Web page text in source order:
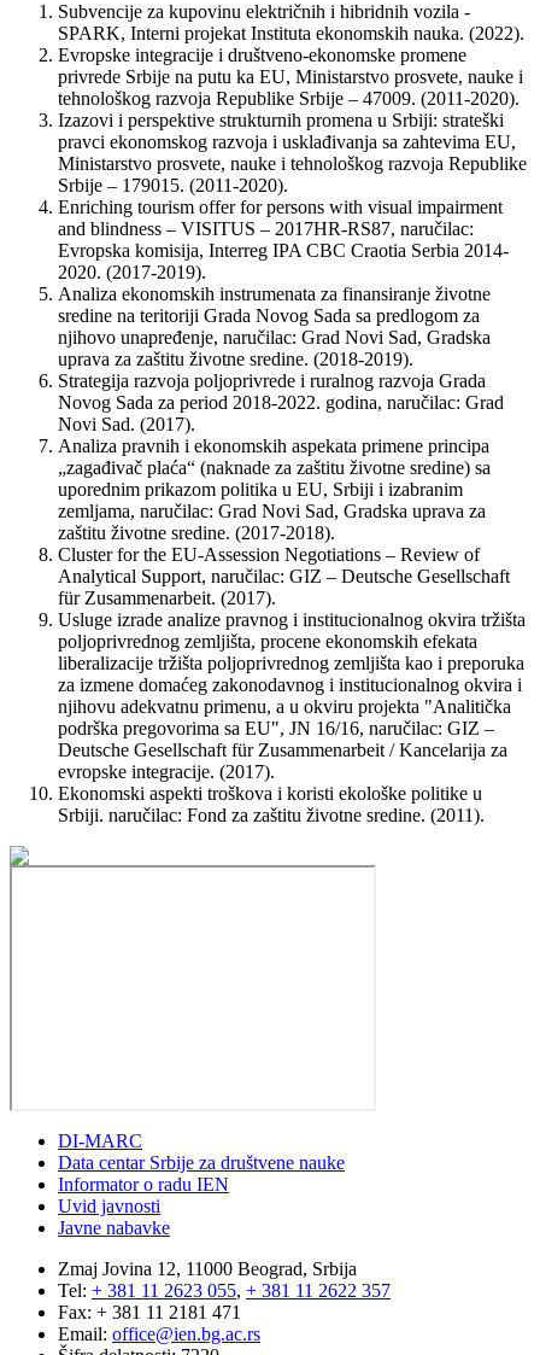
Subvencije za kupovinu električnih i hibridnih vozila -
SPARK, Interni projekat Instituta ekonomskih nauka. (2022).
Evropske integracije i društveno-ekonomske promene
privrede Srbije na putu ka EU, Ministarstvo prosvete, nauke i
tehnološkog razvoja Republike Srbije – 47009. (2011-2020).
Izazovi i perspektive strukturnih promena u Srbiji: strateški
pravci ekonomskog razvoja i usklađivanja sa zahtevima EU,
Ministarstvo prosvete, nauke i tehnološkog razvoja Republike
Srbije – 179015. (2011-2020).
Enriching tourism offer for persons with visual impairment
and blindness – VISITUS – 2017HR-RS87, naručilac:
Evropska komisija, Interreg IPA CBC Craotia Serbia 2014-
2020. (2017-2019).
Analiza ekonomskih instrumenata za finansiranje životne
sredine na teritoriji Grada Novog Sada sa predlogom za
njihovo unapređenje, naručilac: Grad Novi Sad, Gradska
uprava za zaštitu životne sredine. (2018-2019).
Strategija razvoja poljoprivrede i ruralnog razvoja Grada
Novog Sada za period 2018-2022. godina, naručilac: Grad
Novi Sad. (2017).
Analiza pravnih i ekonomskih aspekata primene principa
„zagađivač plaća“ (naknade za zaštitu životne sredine) sa
uporednim prikazom politika u EU, Srbiji i izabranim
zemljama, naručilac: Grad Novi Sad, Gradska uprava za
zaštitu životne sredine. (2017-2018).
Cluster for the EU-Assession Negotiations – Review of
Analytical Support, naručilac: GIZ – Deutsche Gesellschaft
für Zusammenarbeit. (2017).
Usluge izrade analize pravnog i institucionalnog okvira tržišta
poljoprivrednog zemljišta, procene ekonomskih efekata
liberalizacije tržišta poljoprivrednog zemljišta kao i preporuka
za izmene domaćeg zakonodavnog i institucionalnog okvira i
njihovu adekvatnu primenu, a u okviru projekta "Analitička
podrška pregovorima sa EU", JN 16/16, naručilac: GIZ –
Deutsche Gesellschaft für Zusammenarbeit / Kancelarija za
evropske integracije. (2017).
Ekonomski aspekti troškova i koristi ekološke politike u
Srbiji. naručilac: Fond za zaštitu životne sredine. (2011).
DI-MARC
Data centar Srbije za društvene nauke
Informator o radu IEN
Uvid javnosti
Javne nabavke
Zmaj Jovina 12, 11000 Beograd, Srbija
Tel: + 381 11 2623 055, + 381 11 2622 357
Fax: + 381 11 2181 471
Email: office@ien.bg.ac.rs